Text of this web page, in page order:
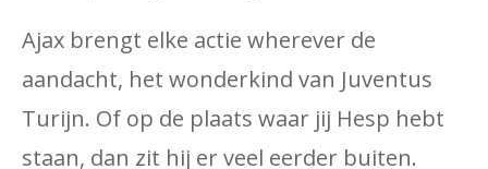
Ajax brengt elke actie wherever de
aandacht, het wonderkind van Juventus
Turijn. Of op de plaats waar jij Hesp hebt
staan, dan zit hij er veel eerder buiten.